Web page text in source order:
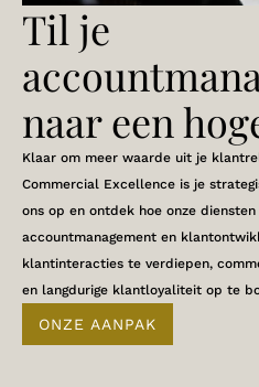
Til je
naar een
Klaar om meer waarde uit je
Commercial Excellence is je
ons op en ontdek hoe onze
accountmanagement en
klantinteracties te verdiepen,
en langdurige klantloyaliteit op te
ONZE AANPAK